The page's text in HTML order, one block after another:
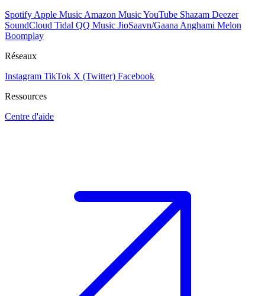
Spotify Apple Music Amazon MusicYouTube Shazam Deezer
SoundCloud Tidal QQ Music JioSaavn/Gaana Anghami Melon
Boomplay
Réseaux
Instagram TikTok X (Twitter) Facebook
Ressources
Centre d'aide